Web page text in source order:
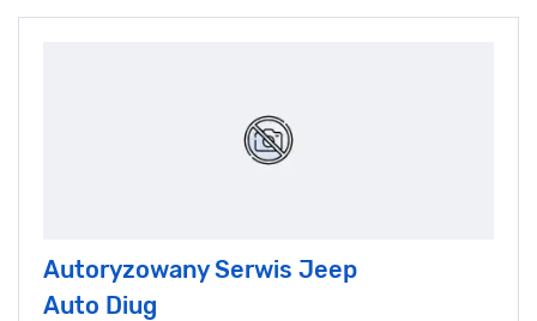
Autoryzowany Serwis Jeep
Auto Diug